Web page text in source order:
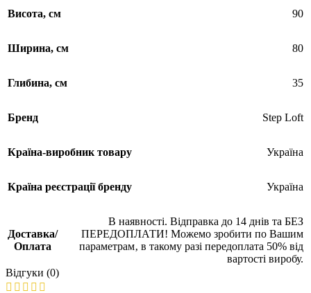
Висота, см 90
Ширина, см 80
Глибина, см 35
Бренд Step Loft
Країна-виробник товару Україна
Країна реєстрації бренду Україна
Доставка/
Оплата
В наявності. Відправка до 14 днів та БЕЗ
ПЕРЕДОПЛАТИ! Можемо зробити по Вашим
параметрам‚ в такому разі передоплата 50% від
вартості виробу.
Відгуки (0)